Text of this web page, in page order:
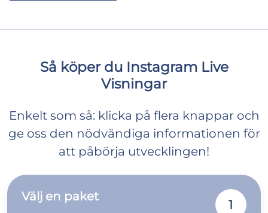
Så köper du Instagram Live
Visningar
Enkelt som så: klicka på flera knappar och
ge oss den nödvändiga informationen för
att påbörja utvecklingen!
Välj en paket
1